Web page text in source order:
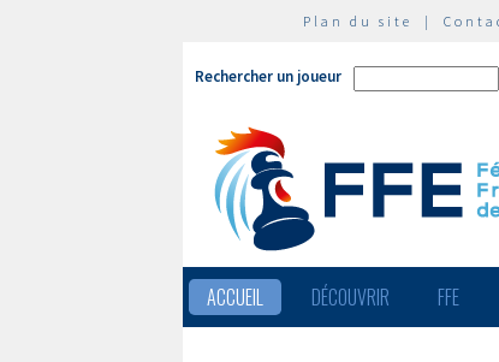
Plan du site |
Rechercher un joueur
ACCUEIL DÉCOUVRIR FFE